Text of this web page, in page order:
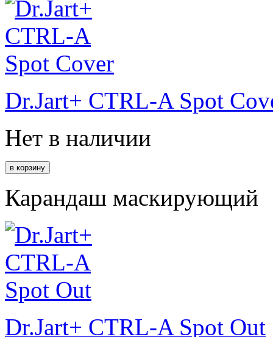
Dr.Jart+ CTRL-A Spot
Нет в наличии
Карандаш маскирующий
Dr.Jart+ CTRL-A Spot Out